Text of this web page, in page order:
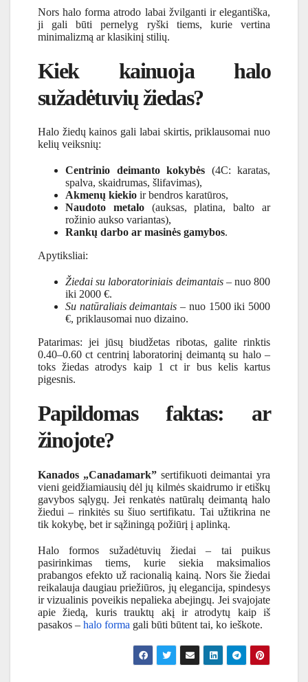
Nors halo forma atrodo labai žvilganti ir elegantiška,
ji gali būti pernelyg ryški tiems, kurie vertina
minimalizmą ar klasikinį stilių.
Kiek kainuoja halo
sužadėtuvių žiedas?
Halo žiedų kainos gali labai skirtis, priklausomai nuo
kelių veiksnių:
Centrinio deimanto kokybės (4C: karatas,
spalva, skaidrumas, šlifavimas),
Akmenų kiekio ir bendros karatūros,
Naudoto metalo(auksas, platina, balto ar
rožinio aukso variantas),
Rankų darbo ar masinės gamybos.
Apytiksliai:
Žiedai su laboratoriniais deimantais– nuo 800
iki 2000 €.
Su natūraliais deimantais – nuo 1500 iki 5000
€, priklausomai nuo dizaino.
Patarimas: jei jūsų biudžetas ribotas, galite rinktis
0.40–0.60 ct centrinį laboratorinį deimantą su halo –
toks žiedas atrodys kaip 1 ct ir bus kelis kartus
pigesnis.
Papildomas faktas: ar
žinojote?
Kanados „Canadamark”sertifikuoti deimantai yra
vieni geidžiamiausių dėl jų kilmės skaidrumo ir etiškų
gavybos sąlygų. Jei renkatės natūralų deimantą halo
žiedui – rinkitės su šiuo sertifikatu. Tai užtikrina ne
tik kokybę, bet ir sąžiningą požiūrį į aplinką.
Halo formos sužadėtuvių žiedai – tai puikus
pasirinkimas tiems, kurie siekia maksimalios
prabangos efekto už racionalią kainą. Nors šie žiedai
reikalauja daugiau priežiūros, jų elegancija, spindesys
ir vizualinis poveikis nepalieka abejingų. Jei svajojate
apie žiedą, kuris trauktų akį ir atrodytų kaip iš
pasakos – halo forma gali būti būtent tai, ko ieškote.